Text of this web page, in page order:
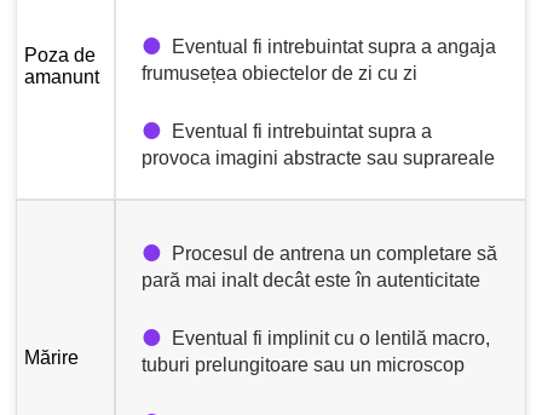
Poza de
amanunt
Eventual fi intrebuintat supra a angaja
frumusețea obiectelor de zi cu zi
Eventual fi intrebuintat supra a
provoca imagini abstracte sau suprareale
Mărire
Procesul de antrena un completare să
pară mai inalt decât este în autenticitate
Eventual fi implinit cu o lentilă macro,
tuburi prelungitoare sau un microscop